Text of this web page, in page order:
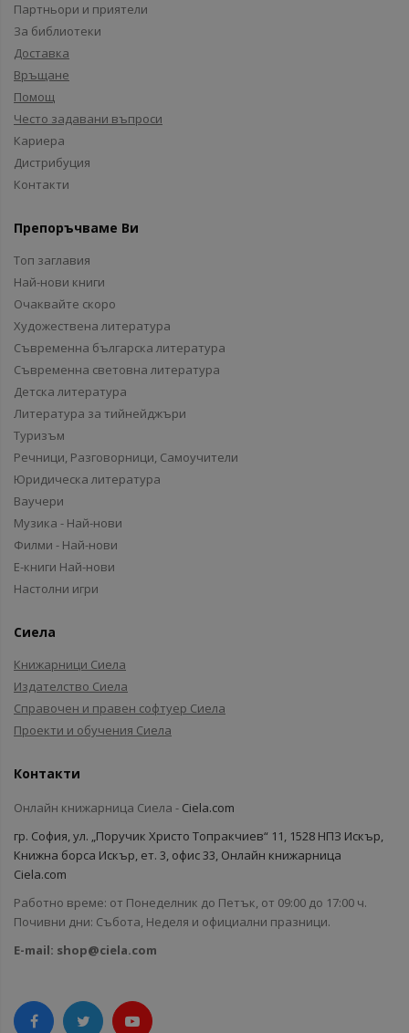
Партньори и приятели
За библиотеки
Доставка
Връщане
Помощ
Често задавани въпроси
Кариера
Дистрибуция
Контакти
Препоръчваме Ви
Топ заглавия
Най-нови книги
Очаквайте скоро
Художествена литература
Съвременна българска литература
Съвременна световна литература
Детска литература
Литература за тийнейджъри
Туризъм
Речници, Разговорници, Самоучители
Юридическа литература
Ваучери
Музика - Най-нови
Филми - Най-нови
Е-книги Най-нови
Настолни игри
Сиела
Книжарници Сиела
Издателство Сиела
Справочен и правен софтуер Сиела
Проекти и обучения Сиела
Контакти
Онлайн книжарница Сиела - Ciela.com
гр. София, ул. „Поручик Христо Топракчиев“ 11, 1528 НПЗ Искър,
Книжна борса Искър, ет. 3, офис 33, Онлайн книжарница
Ciela.com
Работно време: от Понеделник до Петък, от 09:00 до 17:00 ч.
Почивни дни: Събота, Неделя и официални празници.
E-mail: shop@ciela.com